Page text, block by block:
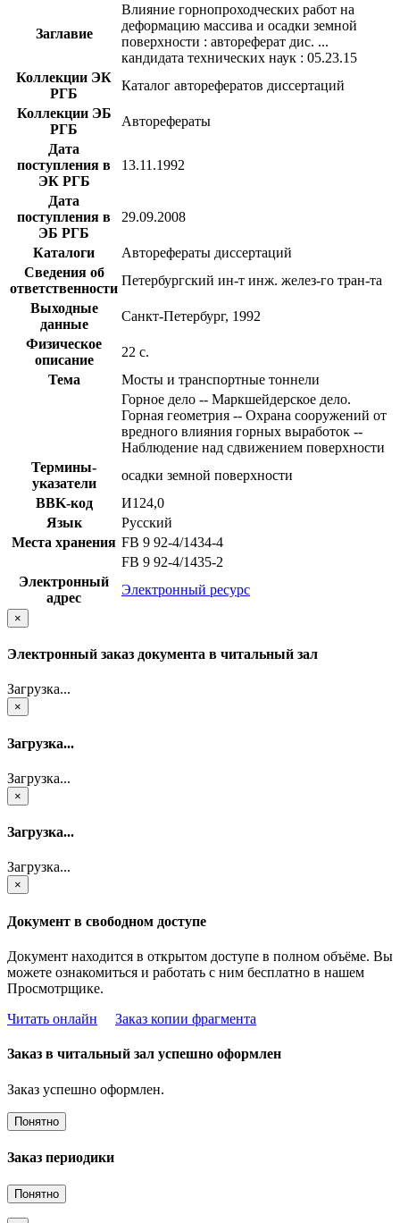
Заглавие
Влияние горнопроходческих работ на
деформацию массива и осадки земной
поверхности : автореферат дис. ...
кандидата технических наук : 05.23.15
Коллекции ЭК
РГБ
Каталог авторефератов диссертаций
Коллекции ЭБ
РГБ
Авторефераты
Дата
поступления в
ЭК РГБ
13.11.1992
Дата
поступления в
ЭБ РГБ
29.09.2008
Каталоги
Авторефераты диссертаций
Сведения об
ответственности
Петербургский ин-т инж. желез-го тран-та
Выходные
данные
Санкт-Петербург, 1992
Физическое
описание
22 с.
Тема
Мосты и транспортные тоннели
Горное дело -- Маркшейдерское дело.
Горная геометрия -- Охрана сооружений от
вредного влияния горных выработок --
Наблюдение над сдвижением поверхности
Термины-
указатели
осадки земной поверхности
BBK-код
И124,0
Язык
Русский
Места хранения FB 9 92-4/1434-4
FB 9 92-4/1435-2
Электронный
адрес
Электронный ресурс
×
Электронный заказ документа в читальный зал
Загрузка...
×
Загрузка...
Загрузка...
×
Загрузка...
Загрузка...
×
Документ в свободном доступе
Документ находится в открытом доступе в полном объёме. Вы
можете ознакомиться и работать с ним бесплатно в нашем
Просмотрщике.
Читать онлайн
Заказ копии фрагмента
Заказ в читальный зал успешно оформлен
Заказ успешно оформлен.
Понятно
Заказ периодики
Понятно